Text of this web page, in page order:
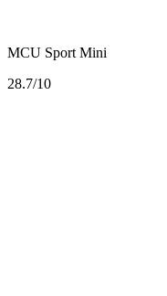
MCU Sport Mini
28.7/10